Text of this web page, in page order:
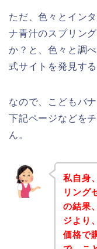
ただ、色々とイン
ナ青汁のスプリン
か？と、色々と調
式サイトを発見す
なので、こどもバ
下記ページなどを
ん。
私自身
リング
の結果
ジより
価格で